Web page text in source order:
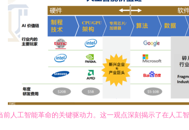
人工智能革命的关键驱动力。这一观点深刻揭示了在人